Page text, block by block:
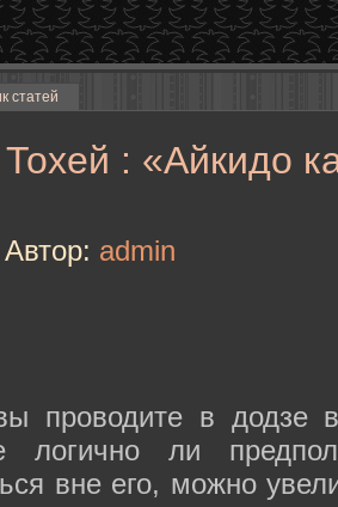
статей
: «Айкидо
admin
проводите в додзе
логично ли
вне его, можно